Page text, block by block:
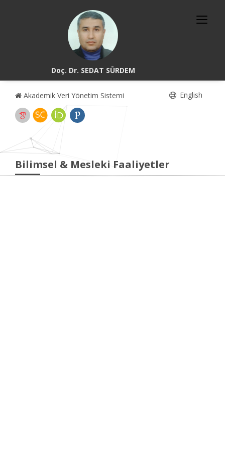
Doç. Dr. SEDAT SÜRDEM
Akademik Veri Yönetim Sistemi English
Bilimsel & Mesleki Faaliyetler